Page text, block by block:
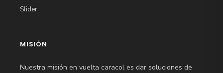
Slider
MISIÓN
Nuestra misión en vuelta caracol es dar soluciones de